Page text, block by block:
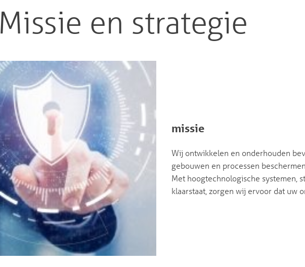
Missie en strategie
missie
Wij ontwikkelen en onderhouden
gebouwen en processen beschermen.
Met hoogtechnologische systemen,
klaarstaat, zorgen wij ervoor dat uw